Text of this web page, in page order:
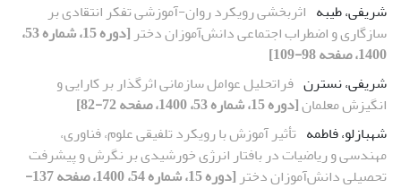
شریفی، طیبه اثربخشی رویکرد روان-آموزشی تفکر انتقادی بر
سازگاری و اضطراب اجتماعی دانش‌آموزان دختر
[دوره 15، شماره 53،
1400، صفحه 98-109]
شریفی، نسترن فراتحلیل عوامل سازمانی اثرگذار بر کارایی و
انگیزش معلمان[دوره 15، شماره 53، 1400، صفحه 72-82]
شهبازلو، فاطمه تأثیر آموزش با رویکرد تلفیقی علوم، فناوری،
مهندسی و ریاضیات در بافتار انرژی خورشیدی بر نگرش و پیشرفت
تحصیلی دانش‌آموزان دختر
[دوره 15، شماره 54، 1400، صفحه 137-